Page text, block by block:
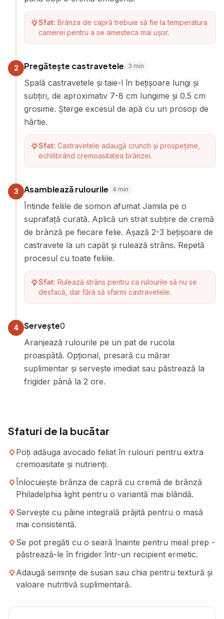
Sfat: Brânza de capră trebuie să fie la temperatura
camerei pentru a se amesteca mai ușor.
2 Pregătește castravetele 3 min
Spală castravetele și taie-l în bețișoare lungi și
subțiri, de aproximativ 7-8 cm lungime și 0.5 cm
grosime. Șterge excesul de apă cu un prosop de
hârtie.
Sfat: Castravetele adaugă crunch și prospețime,
echilibrând cremoasitatea brânzei.
3 Asamblează rulourile 4 min
Întinde feliile de somon afumat Jamila pe o
suprafață curată. Aplică un strat subțire de cremă
de brânză pe fiecare felie. Așază 2-3 bețișoare de
castravete la un capăt și rulează strâns. Repetă
procesul cu toate feliile.
Sfat: Rulează strâns pentru ca rulourile să nu se
desfacă, dar fără să sfarmi castravetele.
4 Servește0
Aranjează rulourile pe un pat de rucola
proaspătă. Opțional, presară cu mărar
suplimentar și servește imediat sau păstrează la
frigider până la 2 ore.
Sfaturi de la bucătar
Poți adăuga avocado feliat în rulouri pentru extra
cremoasitate și nutrienți.
Înlocuiește brânza de capră cu cremă de brânză
Philadelphia light pentru o variantă mai blândă.
Servește cu pâine integrală prăjită pentru o masă
mai consistentă.
Se pot pregăti cu o seară înainte pentru meal prep -
păstrează-le în frigider într-un recipient ermetic.
Adaugă semințe de susan sau chia pentru textură și
valoare nutritivă suplimentară.